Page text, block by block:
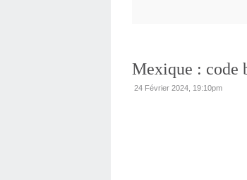
Mexique : code
24 Février 2024, 19:10pm